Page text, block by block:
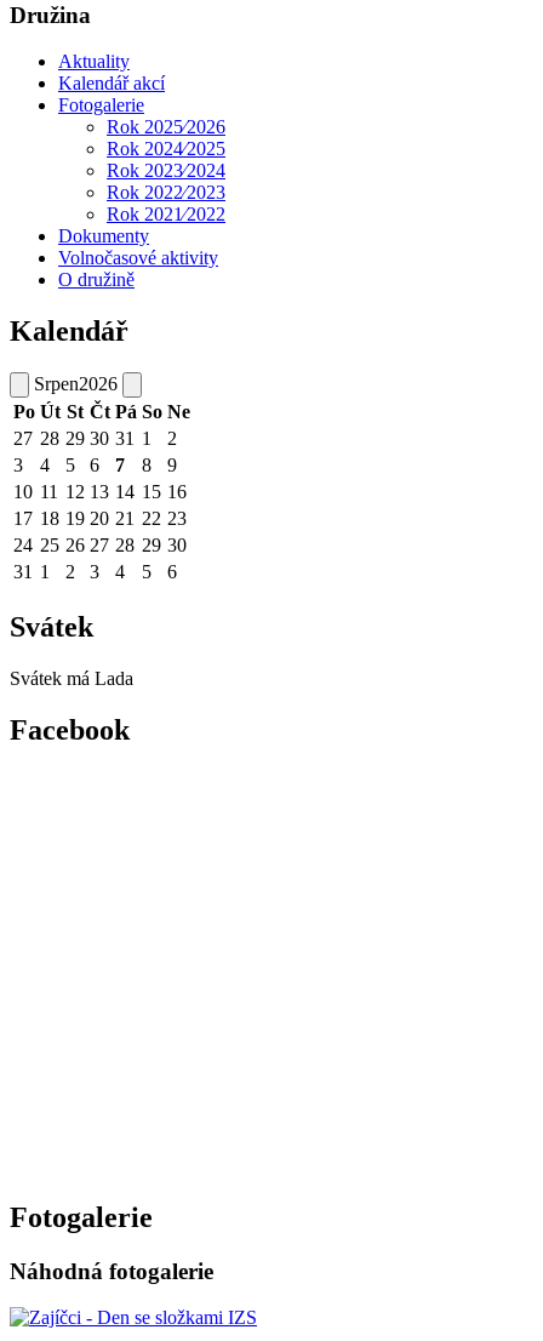
Družina
Aktuality
Kalendář akcí
Fotogalerie
Rok 2025⁄2026
Rok 2024⁄2025
Rok 2023⁄2024
Rok 2022⁄2023
Rok 2021⁄2022
Dokumenty
Volnočasové aktivity
O družině
Kalendář
Srpen2026
Po Út St Čt Pá So Ne
27 28 29 30 31 1
2
3
4 5 6 7 8
9
10 11 12 13 14 15 16
17 18 19 20 21 22 23
24 25 26 27 28 29 30
31 1 2 3 4 5 6
Svátek
Svátek má Lada
Facebook
Fotogalerie
Náhodná fotogalerie